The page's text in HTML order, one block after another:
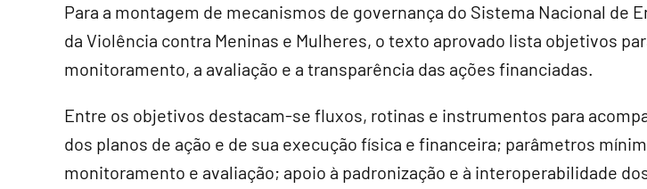
Para a montagem de mecanismos de governança do Sistema Nacional de
da Violência contra Meninas e Mulheres, o texto aprovado lista objetivos
monitoramento, a avaliação e a transparência das ações financiadas.
Entre os objetivos destacam-se fluxos, rotinas e instrumentos para
dos planos de ação e de sua execução física e financeira; parâmetros
monitoramento e avaliação; apoio à padronização e à interoperabilidade